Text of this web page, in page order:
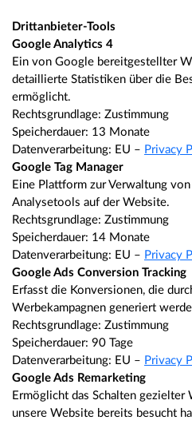
Drittanbieter-Tools
Google Analytics 4
Ein von Google bereitgestellter
detaillierte Statistiken über die
ermöglicht.
Rechtsgrundlage: Zustimmung
Speicherdauer: 13 Monate
Datenverarbeitung: EU – Privacy
Google Tag Manager
Eine Plattform zur Verwaltung
Analysetools auf der Website.
Rechtsgrundlage: Zustimmung
Speicherdauer: 14 Monate
Datenverarbeitung: EU – Privacy
Google Ads Conversion Tracking
Erfasst die Konversionen, die
Werbekampagnen generiert
Rechtsgrundlage: Zustimmung
Speicherdauer: 90 Tage
Datenverarbeitung: EU – Privacy
Google Ads Remarketing
Ermöglicht das Schalten gezielter
unsere Website bereits besucht